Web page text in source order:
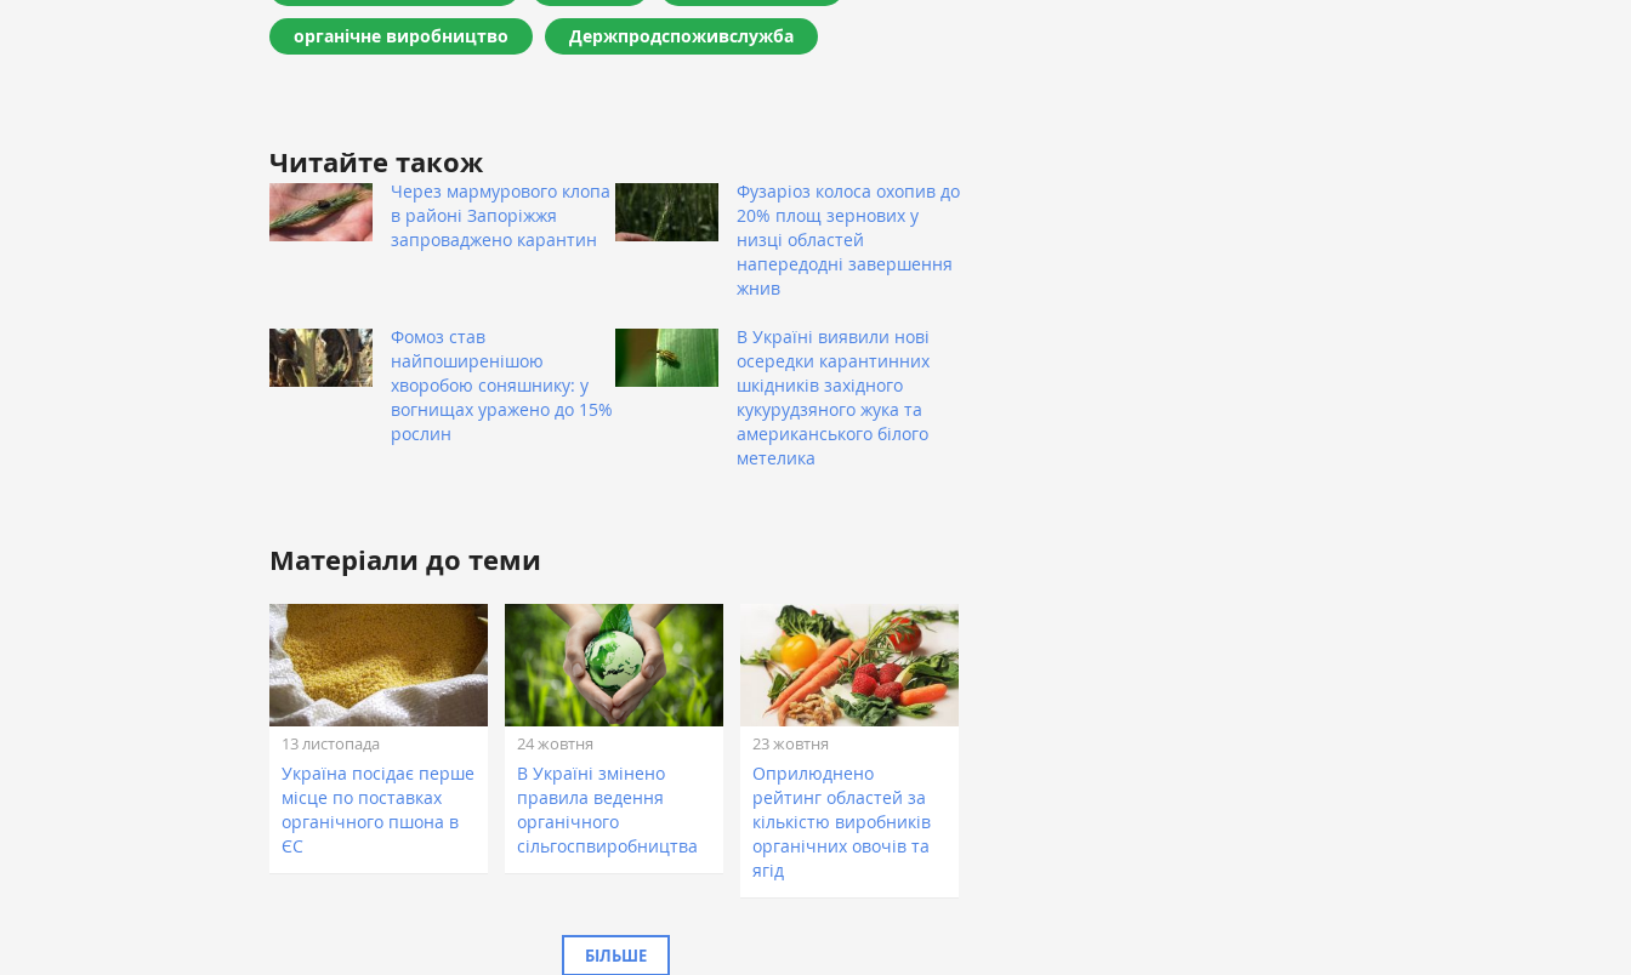
органічне виробництво Держпродспоживслужба
Читайте також
Через мармурового клопа
в районі Запоріжжя
запроваджено карантин
Фузаріоз колоса охопив до
20% площ зернових у
низці областей
напередодні завершення
жнив
Фомоз став
найпоширенішою
хворобою соняшнику: у
вогнищах уражено до 15%
рослин
В Україні виявили нові
осередки карантинних
шкідників західного
кукурудзяного жука та
американського білого
метелика
Матеріали до теми
13 листопада
Україна посідає перше
місце по поставках
органічного пшона в
ЄС
24 жовтня
В Україні змінено
правила ведення
органічного
сільгоспвиробництва
23 жовтня
Оприлюднено
рейтинг областей за
кількістю виробників
органічних овочів та
ягід
БІЛЬШЕ